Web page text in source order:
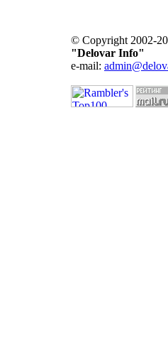
© Copyright 2002-
"Delovar Info"
e-mail: